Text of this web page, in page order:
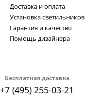
Бесплатная доставка
+7 (495) 255-03-21
Доставка и оплата
Установка светильников
Гарантия и качество
Помощь дизайнера